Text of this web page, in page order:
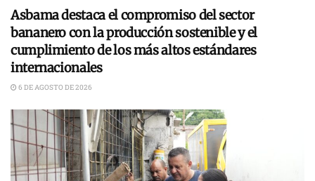
Asbama destaca el compromiso del sector
bananero con la producción sostenible y el
cumplimiento de los más altos estándares
internacionales
6 DE AGOSTO DE 2026